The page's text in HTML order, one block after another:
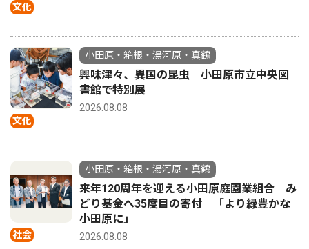
文化
文化
小田原・箱根・湯河原・真鶴
興味津々、異国の昆虫 小田原市立中央図
書館で特別展
2026.08.08
社会
小田原・箱根・湯河原・真鶴
来年120周年を迎える小田原庭園業組合 み
どり基金へ35度目の寄付 「より緑豊かな
小田原に」
2026.08.08